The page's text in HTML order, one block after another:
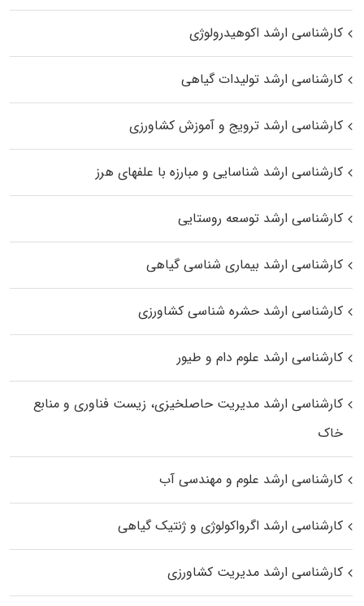
کارشناسی ارشد اکوهیدرولوژی
کارشناسی ارشد تولیدات گیاهی
کارشناسی ارشد ترویج و آموزش کشاورزی
کارشناسی ارشد شناسایی و مبارزه با علفهای هرز
کارشناسی ارشد توسعه روستایی
کارشناسی ارشد بیماری‌ شناسی گیاهی
کارشناسی ارشد حشره‌ شناسی کشاورزی
کارشناسی ارشد علوم دام و طیور
کارشناسی ارشد مدیریت حاصلخیزی، زیست فناوری و منابع
خاک
کارشناسی ارشد علوم و مهندسی آب
کارشناسی ارشد اگرواکولوژی و ژنتیک گیاهی
کارشناسی ارشد مدیریت کشاورزی